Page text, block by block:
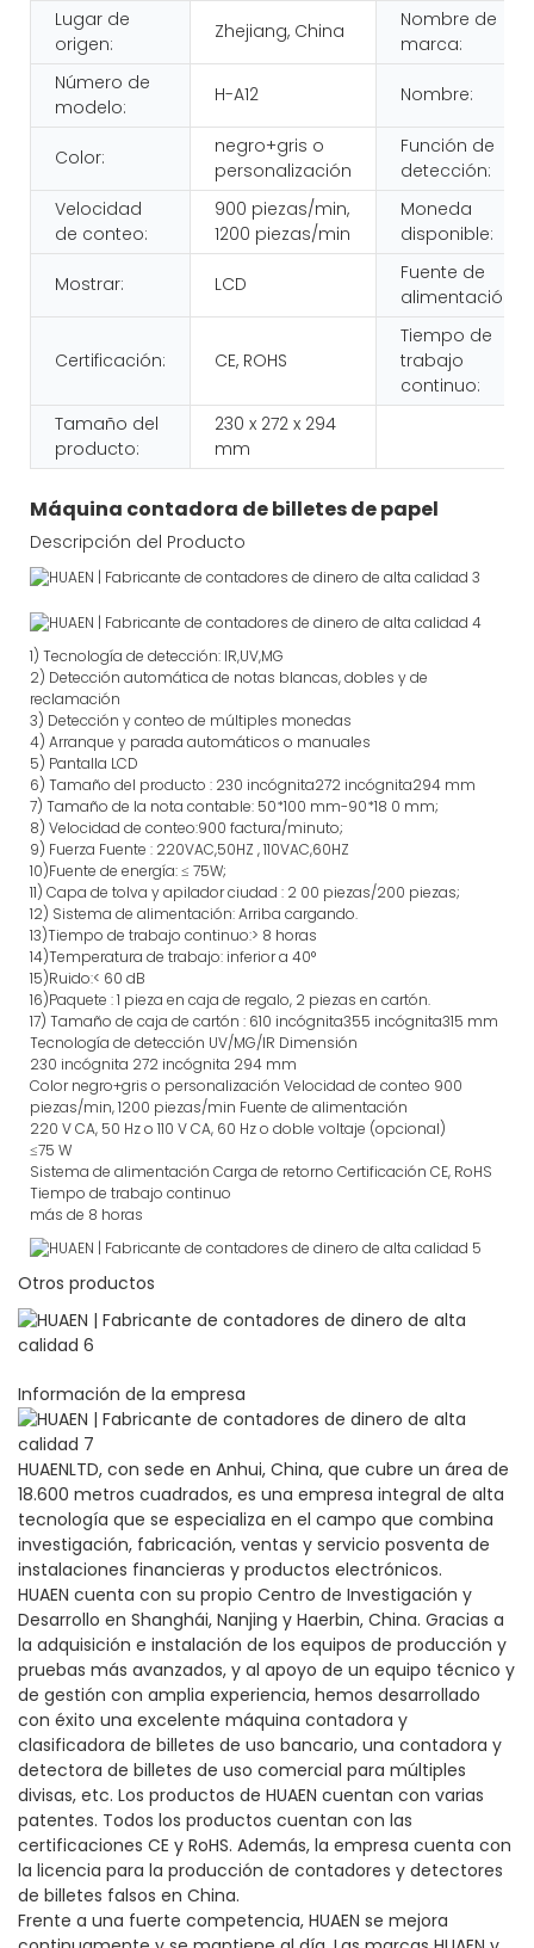
Lugar de
origen:
Zhejiang, China
Nombre de
marca:
Número de
modelo:
H-A12 Nombre:
Color:
negro+gris o
personalización
Función de
detección:
Velocidad
de conteo:
900 piezas/min,
1200 piezas/min
Moneda
disponible:
Mostrar: LCD
Fuente de
alimentación:
Certificación: CE, ROHS
Tiempo de
trabajo
continuo:
Tamaño del
producto:
230 x 272 x 294
mm
Máquina contadora de billetes de papel
Descripción del Producto
1) Tecnología de detección: IR,UV,MG
2) Detección automática de notas blancas, dobles y de
reclamación
3) Detección y conteo de múltiples monedas
4) Arranque y parada automáticos o manuales
5) Pantalla LCD
6) Tamaño del producto : 230 incógnita272 incógnita294 mm
7) Tamaño de la nota contable: 50*100 mm-90*18 0 mm;
8) Velocidad de conteo:900 factura/minuto;
9) Fuerza Fuente : 220VAC,50HZ ,110VAC,60HZ
10)Fuente de energía:≤ 75W;
11) Capa de tolva y apiladorciudad : 2 00 piezas/200 piezas;
12) Sistema de alimentación:Arriba cargando.
13)Tiempo de trabajo continuo:> 8 horas
14)Temperatura de trabajo: inferior a 40°
15)Ruido:< 60 dB
16)Paquete :1 pieza en caja de regalo, 2 piezas en cartón.
17) Tamaño de caja de cartón : 610 incógnita355 incógnita315 mm
Tecnología de detección UV/MG/IR Dimensión
230 incógnita 272 incógnita 294 mm
Colornegro+gris o personalización Velocidad de conteo 900
piezas/min, 1200 piezas/min Fuente de alimentación
220 V CA, 50 Hz o 110 V CA, 60 Hz o doble voltaje (opcional)
≤75 W
Sistema de alimentación Carga de retorno Certificación CE, RoHS
Tiempo de trabajo continuo
más de 8 horas
Otros productos
Información de la empresa
HUAENLTD, con sede en Anhui, China, que cubre un área de
18.600 metros cuadrados, es una empresa integral de alta
tecnología que se especializa en el campo que combina
investigación, fabricación, ventas y servicio posventa de
instalaciones financieras y productos electrónicos.
HUAEN cuenta con su propio Centro de Investigación y
Desarrollo en Shanghái, Nanjing y Haerbin, China. Gracias a
la adquisición e instalación de los equipos de producción y
pruebas más avanzados, y al apoyo de un equipo técnico y
de gestión con amplia experiencia, hemos desarrollado
con éxito una excelente máquina contadora y
clasificadora de billetes de uso bancario, una contadora y
detectora de billetes de uso comercial para múltiples
divisas, etc. Los productos de HUAEN cuentan con varias
patentes. Todos los productos cuentan con las
certificaciones CE y RoHS. Además, la empresa cuenta con
la licencia para la producción de contadores y detectores
de billetes falsos en China.
Frente a una fuerte competencia, HUAEN se mejora